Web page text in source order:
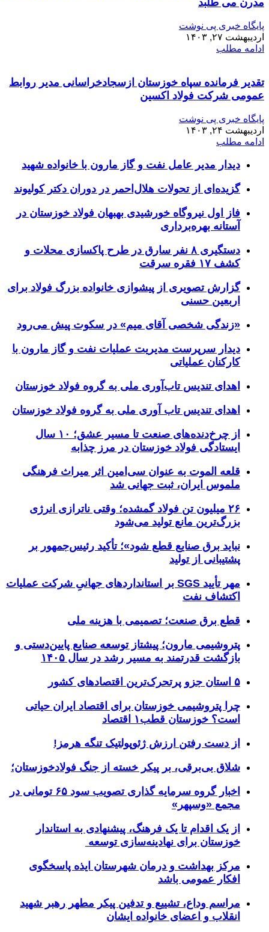
مدرن می طلبد
پایگاه خبری پی نوشت
اردیبهشت ۲۷, ۱۴۰۳
ادامه مطلب
تقدیر فرمانده سپاه خوزستان ازسجادخراسانی مدیر روابط
عمومی شرکت فولاد اکسین
پایگاه خبری پی نوشت
اردیبهشت ۲۴, ۱۴۰۳
ادامه مطلب
دیدار مدیر عامل نفت و گاز مارون با خانواده شهید
گزیده‌ای از تحولات هلال‌احمر در دوران دکتر کولیوند
فاز اول نیروگاه خورشیدی بهبهان فولاد خوزستان در
آستانه بهره‌برداری
دستگیری ۸ نفر سارق در طرح پاکسازی محلات و
کشف ۱۷ فقره سرقت
گزارش تصویری از پیشوازی خانواده بزرگ فولاد برای
اربعین حسنی
«زندگی شخصی آقای میم» در سکوت پیش می‌رود
دیدار سرپرست مدیریت عملیات نفت و گاز مارون با
کارکنان عملیاتی
اهدای تندیس تاب‌آوری ملی به گروه فولاد خوزستان
اهدای تندیس تاب آوری ملی به گروه فولاد خوزستان
از چرخ‌دنده‌های صنعت تا مسیر عشق؛ ۱۰ سال
ایستادگی فولاد خوزستان در مرز چذابه
قلعه الموت به عنوان سی‌امین اثر میراث‌ فرهنگی
ملموس ایران، ثبت جهانی شد
۲۶ میلیون تن فولاد گمشده؛ وقتی ناترازی انرژی
بزرگ‌ترین مانع تولید می‌شود
نباید برق صنایع قطع شود»؛ تأکید رئیس‌جمهور بر
پشتیبانی از تولید
مهر تأیید SGS بر استانداردهای جهانیِ شرکت عملیات
اکتشاف نفت
قطع برق صنعت؛ تصمیمی با هزینه ملی
پتروشیمی مارون؛ پیشتاز توسعه صنایع پایین‌دستی و
بازگشت قدرتمند به مسیر رشد در سال ۱۴۰۵
۵ استان جزو پرتحرک‌ترین اقتصاد‌های کشور
چرا پتروشیمی خوزستان برای اقتصاد ایران حیاتی
است؟ خوزستان قطب۱ اقتصاد
از دست رفتن ارزش ژئوپولتیک تنگه هرمز!
شلاق‌ بی‌برقی، بر پیکر خسته‌ از جنگ فولادخوزستان؛
اخبار گروه سرمایه گذاری تصویب سود ۶۵ تومانی در
مجمع «وسپهر»
از یک اقدام تا یک فرهنگ، پیشنهادی به استاندار
خوزستان برای نهادینه‌سازی توسعه
مرکز بهداشت و درمان شهرستان ایذه پاسخگوی
افکار عمومی باشد
مراسم وداع، تشییع و تدفین پیکر مطهر رهبر شهید
انقلاب و اعضای خانواده ایشان